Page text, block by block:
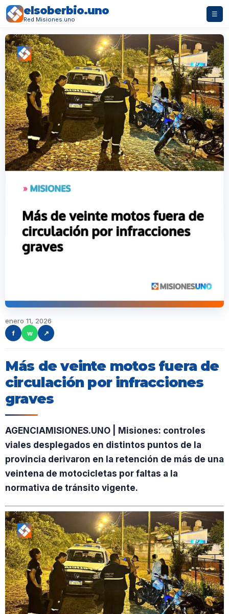
elsoberbio.uno
Red Misiones.uno
☰
enero 11, 2026
f
w ↗
Más de veinte motos fuera de
circulación por infracciones
graves
AGENCIAMISIONES.UNO | Misiones: controles
viales desplegados en distintos puntos de la
provincia derivaron en la retención de más de una
veintena de motocicletas por faltas a la
normativa de tránsito vigente.